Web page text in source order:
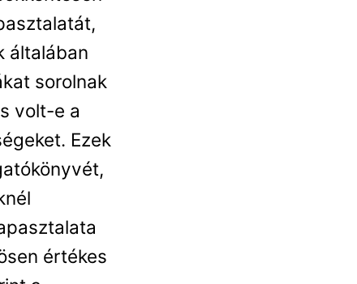
általában
sorolnak
volt-e a
Ezek
értékes